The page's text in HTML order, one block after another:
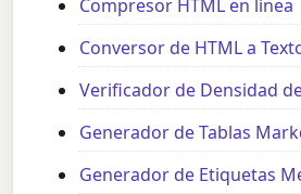
Compresor HTML en línea
Conversor de HTML a
Verificador de Densidad
Generador de Tablas
Generador de Etiquetas